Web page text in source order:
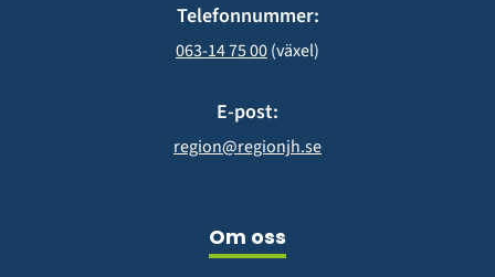
Telefonnummer:
063-14 75 00 (växel)
E-post:
region@regionjh.se
Om oss